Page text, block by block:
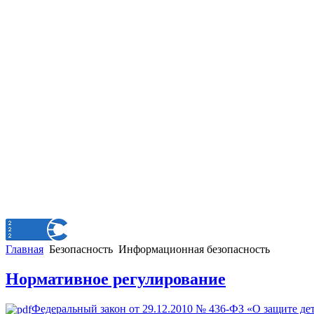
Главная Безопасность Информационная безопасность
Нормативное регулирование
Федеральный закон от 29.12.2010 № 436-ФЗ «О защите